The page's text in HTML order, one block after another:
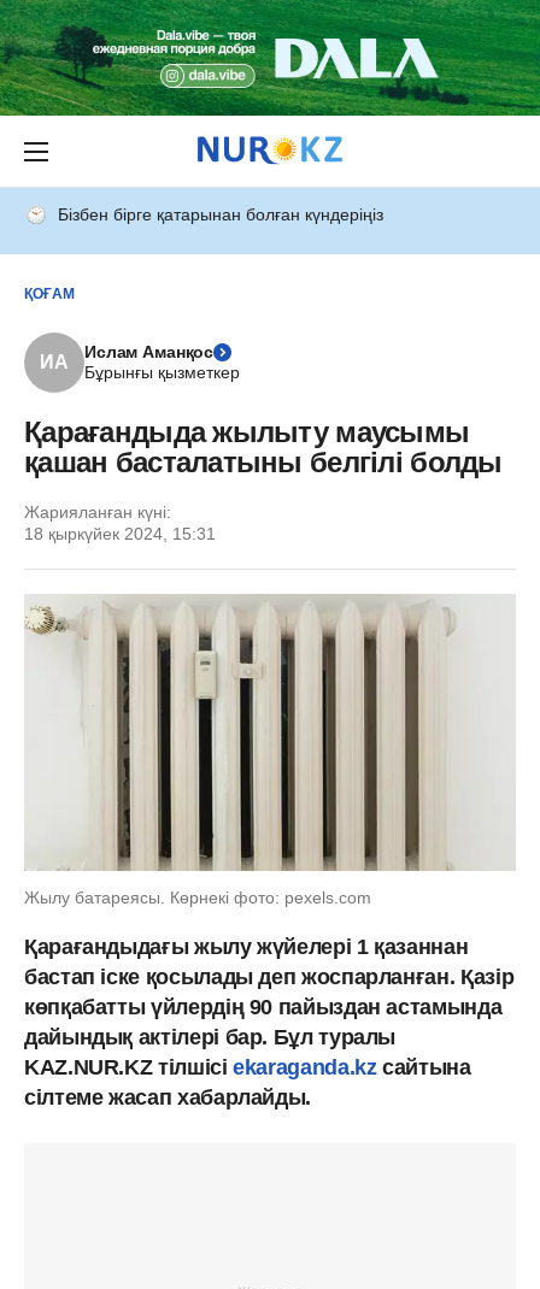
Бізбен бірге қатарынан болған күндеріңіз
ҚОҒАМ
ИА
Ислам Аманқос
Бұрынғы қызметкер
Қарағандыда жылыту маусымы
қашан басталатыны белгілі болды
Жарияланған күні:
18 қыркүйек 2024, 15:31
Жылу батареясы. Көрнекі фото: pexels.com
Қарағандыдағы жылу жүйелері 1 қазаннан
бастап іске қосылады деп жоспарланған. Қазір
көпқабатты үйлердің 90 пайыздан астамында
дайындық актілері бар. Бұл туралы
KAZ.NUR.KZ тілшісіekaraganda.kzсайтына
сілтеме жасап хабарлайды.